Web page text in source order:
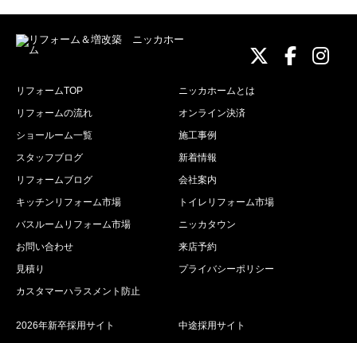
ニッカ
ニッニ
リフォームTOP
ニッカホームとは
リフォームの流れ
オンライン決済
ショールーム一覧
施工事例
スタッフブログ
新着情報
リフォームブログ
会社案内
キッチンリフォーム市場
トイレリフォーム市場
バスルームリフォーム市場
ニッカタウン
お問い合わせ
来店予約
見積り
プライバシーポリシー
カスタマーハラスメント防止
2026年新卒採用サイト
中途採用サイト